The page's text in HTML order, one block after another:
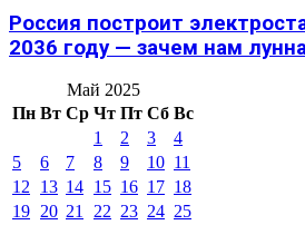
Россия построит
2036 году — зачем нам
Май 2025
Пн Вт Ср Чт Пт Сб Вс
1
2 3
4
5
6 7 8 9 10 11
12
13 14 15 16 17 18
19 20 21 22 23 24 25